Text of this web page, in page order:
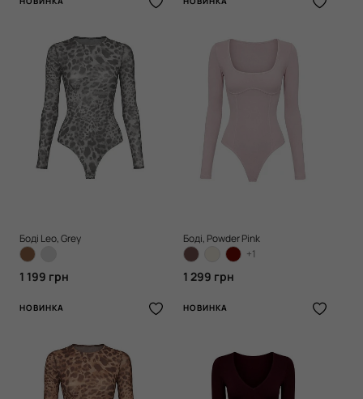
Боді Leo, Grey
1 199 грн
Боді, Powder Pink
+1
1 299 грн
НОВИНКА НОВИНКА